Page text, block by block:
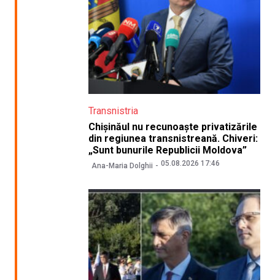
Transnistria
Chișinăul nu recunoaște privatizările
din regiunea transnistreană. Chiveri:
„Sunt bunurile Republicii Moldova”
Ana-Maria Dolghii 05.08.2026 17:46